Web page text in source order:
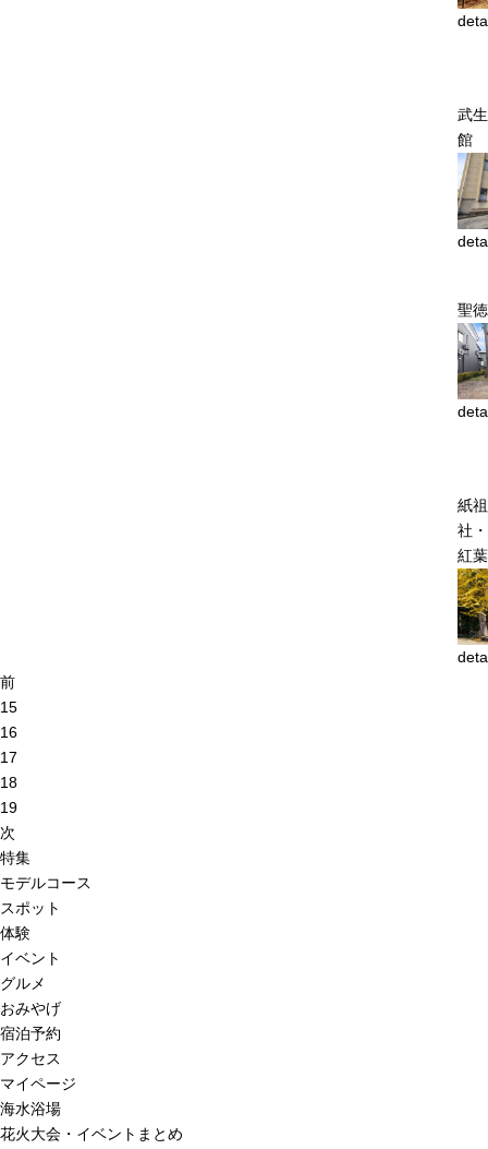
武
館
聖
紙
社
紅葉
前
15
16
17
18
19
次
特集
モデルコース
スポット
体験
イベント
グルメ
おみやげ
宿泊予約
アクセス
マイページ
海水浴場
花火大会・イベントまとめ